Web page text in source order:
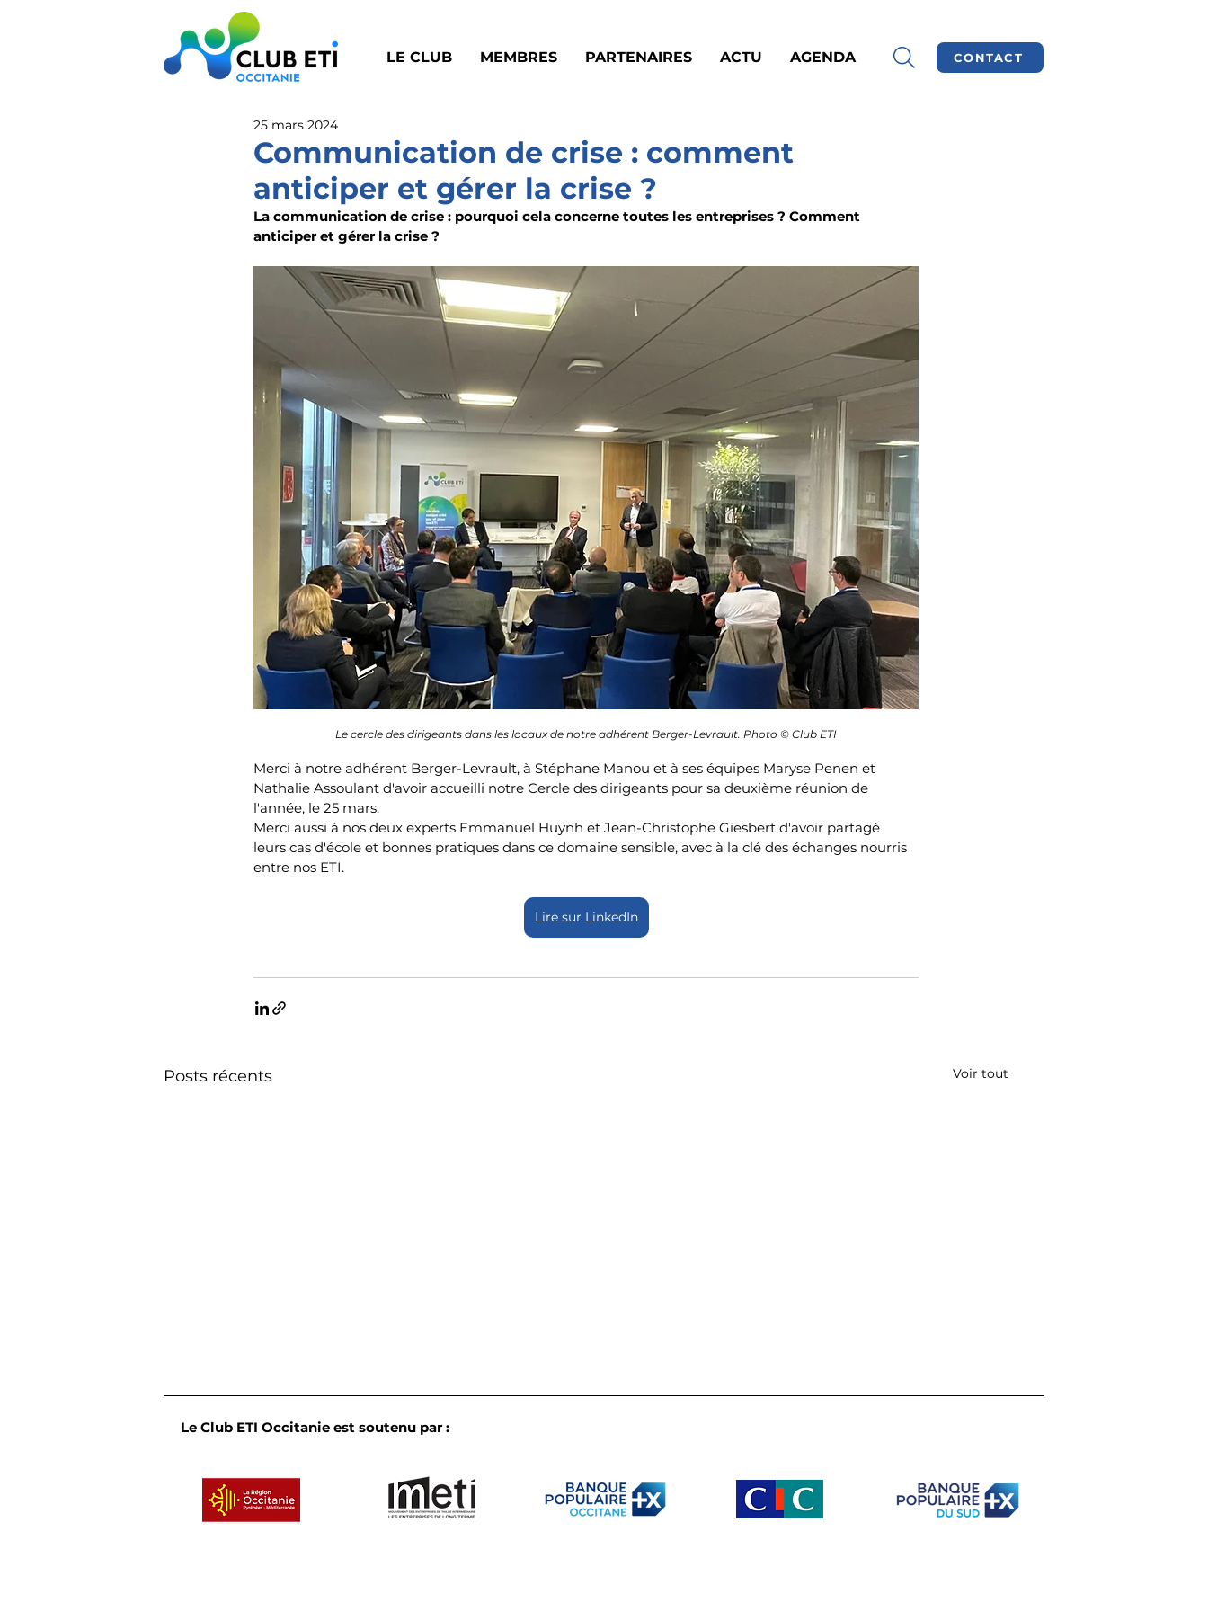
LE CLUB MEMBRES PARTENAIRES ACTU AGENDA CONTACT
Communication de crise : comment
anticiper et gérer la crise ?
25 mars 2024
La communication de crise : pourquoi cela concerne toutes les entreprises ? Comment
anticiper et gérer la crise ?
Le cercle des dirigeants dans les locaux de notre adhérent Berger-Levrault. Photo © Club ETI
Merci à notre adhérent Berger-Levrault, à Stéphane Manou et à ses équipes Maryse Penen et
Nathalie Assoulant d'avoir accueilli notre Cercle des dirigeants pour sa deuxième réunion de
l'année, le 25 mars.
Merci aussi à nos deux experts Emmanuel Huynh et Jean-Christophe Giesbert d'avoir partagé
leurs cas d'école et bonnes pratiques dans ce domaine sensible, avec à la clé des échanges nourris
entre nos ETI.
Lire sur LinkedIn
Posts récents Voir tout
Convivialité et partage :
le Cercle des dirigeants
L’IA en pratique dans les
Les ETI face au défi de la
Le Club ETI Occitanie est soutenu par :